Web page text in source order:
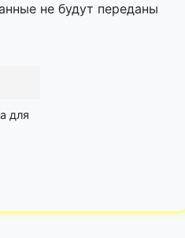
не будут переданы
для